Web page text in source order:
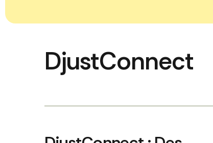
DjustConnect